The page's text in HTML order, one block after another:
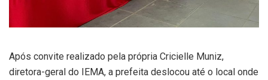
Após convite realizado pela própria Cricielle Muniz,
diretora-geral do IEMA, a prefeita deslocou até o local onde